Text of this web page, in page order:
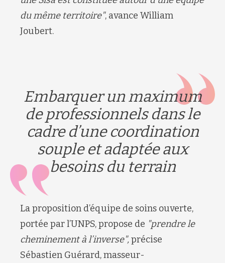
du même territoire", avance William
Joubert.
Embarquer un maximum
de professionnels dans le
cadre d’une coordination
souple et adaptée aux
besoins du terrain
La proposition d’équipe de soins ouverte,
portée par l’UNPS, propose de "prendre le
cheminement à l’inverse",précise
Sébastien Guérard, masseur-